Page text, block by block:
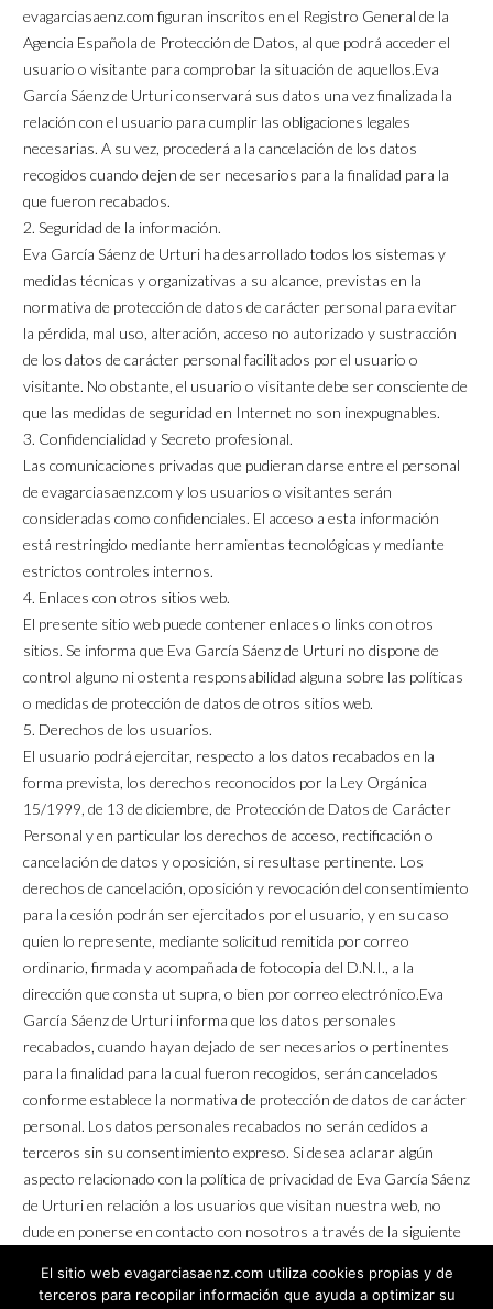
evagarciasaenz.com figuran inscritos en el Registro General de la
Agencia Española de Protección de Datos, al que podrá acceder el
usuario o visitante para comprobar la situación de aquellos.Eva
García Sáenz de Urturi conservará sus datos una vez finalizada la
relación con el usuario para cumplir las obligaciones legales
necesarias. A su vez, procederá a la cancelación de los datos
recogidos cuando dejen de ser necesarios para la finalidad para la
que fueron recabados.
2. Seguridad de la información.
Eva García Sáenz de Urturi ha desarrollado todos los sistemas y
medidas técnicas y organizativas a su alcance, previstas en la
normativa de protección de datos de carácter personal para evitar
la pérdida, mal uso, alteración, acceso no autorizado y sustracción
de los datos de carácter personal facilitados por el usuario o
visitante. No obstante, el usuario o visitante debe ser consciente de
que las medidas de seguridad en Internet no son inexpugnables.
3. Confidencialidad y Secreto profesional.
Las comunicaciones privadas que pudieran darse entre el personal
de evagarciasaenz.com y los usuarios o visitantes serán
consideradas como confidenciales. El acceso a esta información
está restringido mediante herramientas tecnológicas y mediante
estrictos controles internos.
4. Enlaces con otros sitios web.
El presente sitio web puede contener enlaces o links con otros
sitios. Se informa que Eva García Sáenz de Urturi no dispone de
control alguno ni ostenta responsabilidad alguna sobre las políticas
o medidas de protección de datos de otros sitios web.
5. Derechos de los usuarios.
El usuario podrá ejercitar, respecto a los datos recabados en la
forma prevista, los derechos reconocidos por la Ley Orgánica
15/1999, de 13 de diciembre, de Protección de Datos de Carácter
Personal y en particular los derechos de acceso, rectificación o
cancelación de datos y oposición, si resultase pertinente. Los
derechos de cancelación, oposición y revocación del consentimiento
para la cesión podrán ser ejercitados por el usuario, y en su caso
quien lo represente, mediante solicitud remitida por correo
ordinario, firmada y acompañada de fotocopia del D.N.I., a la
dirección que consta ut supra, o bien por correo electrónico.Eva
García Sáenz de Urturi informa que los datos personales
recabados, cuando hayan dejado de ser necesarios o pertinentes
para la finalidad para la cual fueron recogidos, serán cancelados
conforme establece la normativa de protección de datos de carácter
personal. Los datos personales recabados no serán cedidos a
terceros sin su consentimiento expreso. Si desea aclarar algún
aspecto relacionado con la política de privacidad de Eva García Sáenz
de Urturi en relación a los usuarios que visitan nuestra web, no
dude en ponerse en contacto con nosotros a través de la siguiente
El sitio web evagarciasaenz.com utiliza cookies propias y de
terceros para recopilar información que ayuda a optimizar su